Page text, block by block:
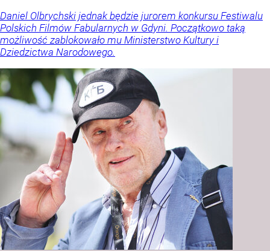
Daniel Olbrychski jednak będzie jurorem konkursu Festiwalu
Polskich Filmów Fabularnych w Gdyni. Początkowo taką
możliwość zablokowało mu Ministerstwo Kultury i
Dziedzictwa Narodowego.